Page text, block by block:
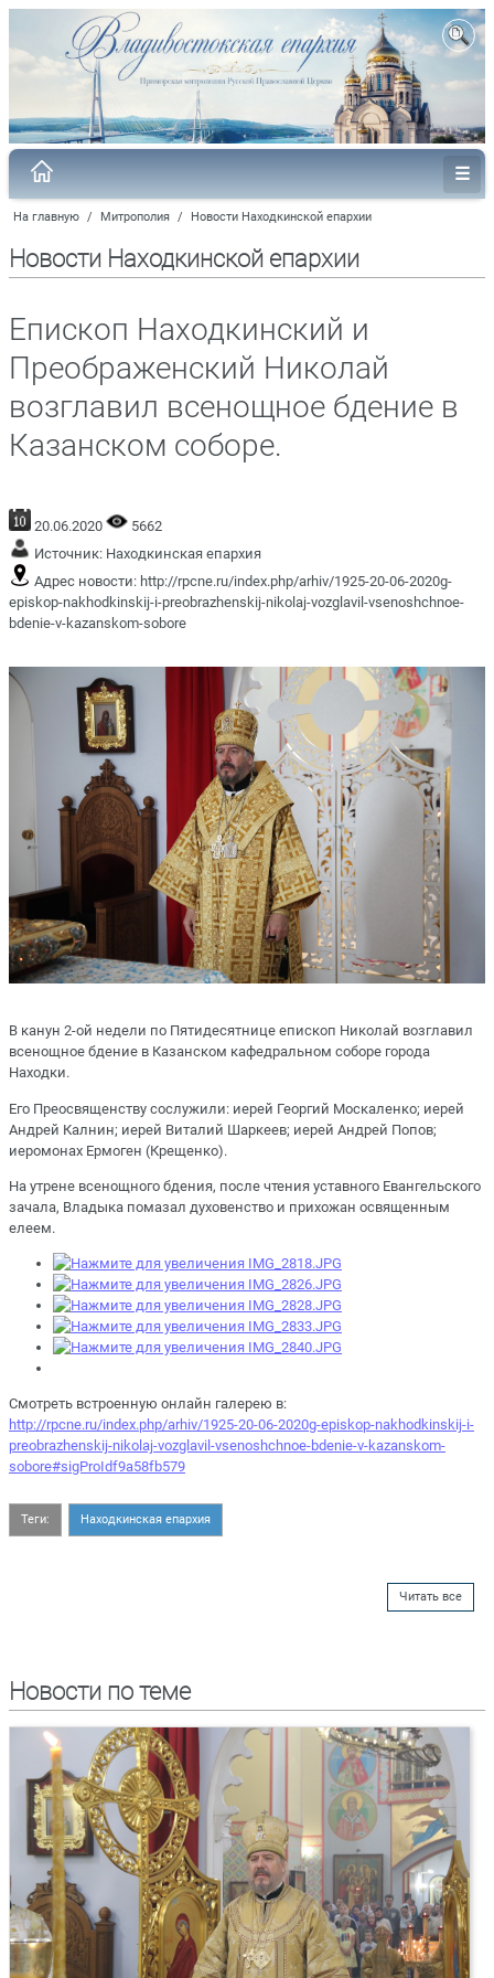
На главную / Митрополия / Новости Находкинской епархии
Новости Находкинской епархии
Епископ Находкинский и
Преображенский Николай
возглавил всенощное бдение в
Казанском соборе.
20.06.2020
5662
Источник: Находкинская епархия
Адрес новости: http://rpcne.ru/index.php/arhiv/1925-20-06-2020g-
episkop-nakhodkinskij-i-preobrazhenskij-nikolaj-vozglavil-vsenoshchnoe-
bdenie-v-kazanskom-sobore
В канун 2-ой недели по Пятидесятнице епископ Николай возглавил
всенощное бдение в Казанском кафедральном соборе города
Находки.
Его Преосвященству сослужили: иерей Георгий Москаленко; иерей
Андрей Калнин; иерей Виталий Шаркеев; иерей Андрей Попов;
иеромонах Ермоген (Крещенко).
На утрене всенощного бдения, после чтения уставного Евангельского
зачала, Владыка помазал духовенство и прихожан освященным
елеем.
Смотреть встроенную онлайн галерею в:
http://rpcne.ru/index.php/arhiv/1925-20-06-2020g-episkop-nakhodkinskij-i-
preobrazhenskij-nikolaj-vozglavil-vsenoshchnoe-bdenie-v-kazanskom-
sobore#sigProIdf9a58fb579
Теги: Находкинская епархия
Читать все
Новости по теме